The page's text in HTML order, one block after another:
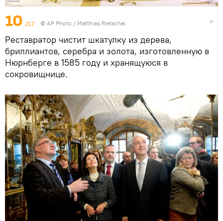
10 /17 © AP Photo / Matthias Rietschel
Реставратор чистит шкатулку из дерева,
бриллиантов, серебра и золота, изготовленную в
Нюрнберге в 1585 году и хранящуюся в
сокровищнице.